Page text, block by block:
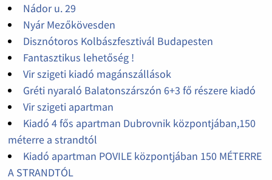
Nádor u. 29
Nyár Mezőkövesden
Disznótoros Kolbászfesztivál Budapesten
Fantasztikus lehetőség !
Vir szigeti kiadó magánszállások
Gréti nyaraló Balatonszárszón 6+3 fő részere kiadó
Vir szigeti apartman
Kiadó 4 fős apartman Dubrovnik központjában,150
méterre a strandtól
Kiadó apartman POVILE központjában 150 MÉTERRE
A STRANDTÓL